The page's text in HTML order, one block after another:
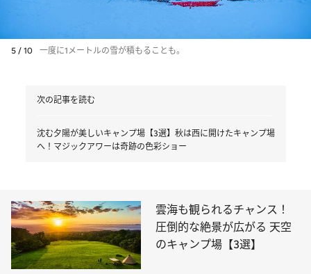
5 / 10 一度に1メートルの雪が積もることも。
次の記事を読む
沈む夕陽が美しいキャンプ場【3選】秋は西に開けたキャンプ場
へ！マジックアワーは奇跡の色彩ショー
雲海も観られるチャンス！
圧倒的な絶景が広がる 天空
のキャンプ場【3選】